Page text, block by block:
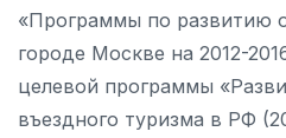
«Программы по развитию
городе Москве на 2012-
целевой программы
въездного туризма в РФ